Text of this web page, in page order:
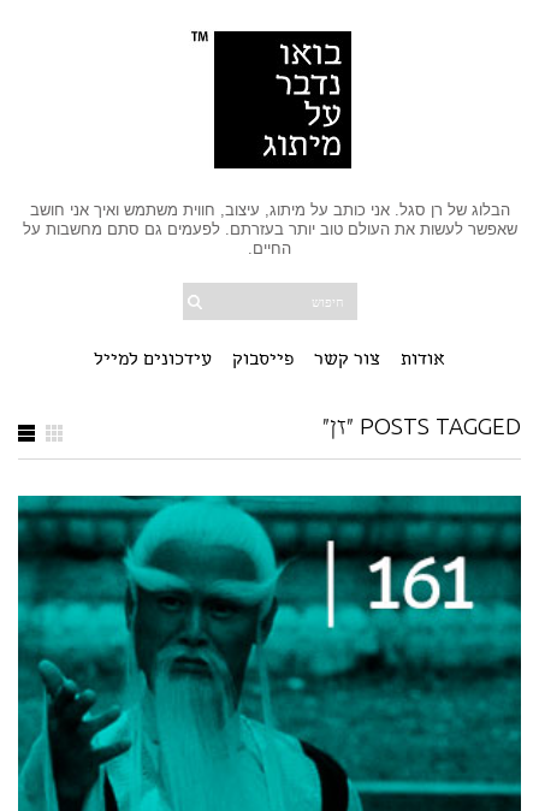
הבלוג של רן סגל. אני כותב על מיתוג, עיצוב, חווית משתמש ואיך אני חושב
שאפשר לעשות את העולם טוב יותר בעזרתם. לפעמים גם סתם מחשבות על
החיים.
אודות צור קשר פייסבוק עידכונים למייל
POSTS TAGGED "זן"